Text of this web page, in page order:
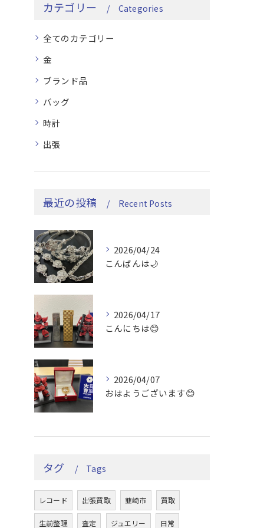
カテゴリー Categories
全てのカテゴリー
金
ブランド品
バッグ
時計
出張
最近の投稿 Recent Posts
2026/04/24
こんばんは🌙
2026/04/17
こんにちは😊
2026/04/07
おはようございます😊
タグ Tags
レコード 出張買取 韮崎市 買取
生前整理 査定 ジュエリー 日常